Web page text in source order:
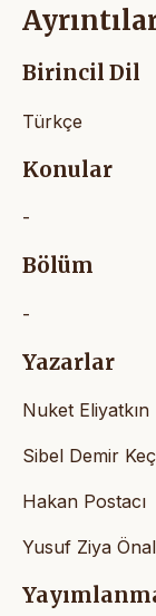
Birincil Dil
Türkçe
Konular
-
Bölüm
-
Yazarlar
Nuket Eliyatkın
Sibel Demir
Hakan Postacı
Yusuf Ziya Önal